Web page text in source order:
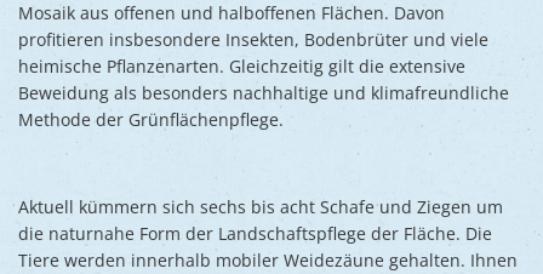
Mosaik aus offenen und halboffenen Flächen. Davon
profitieren insbesondere Insekten, Bodenbrüter und viele
heimische Pflanzenarten. Gleichzeitig gilt die extensive
Beweidung als besonders nachhaltige und klimafreundliche
Methode der Grünflächenpflege.
Aktuell kümmern sich sechs bis acht Schafe und Ziegen um
die naturnahe Form der Landschaftspflege der Fläche. Die
Tiere werden innerhalb mobiler Weidezäune gehalten. Ihnen